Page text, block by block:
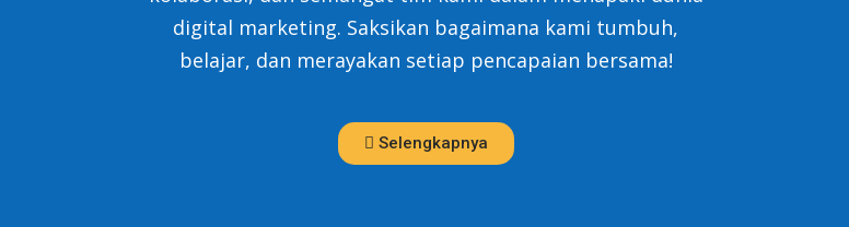
digital marketing. Saksikan bagaimana kami tumbuh,
belajar, dan merayakan setiap pencapaian bersama!
Selengkapnya